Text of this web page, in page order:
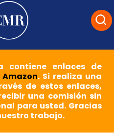
contiene enlaces de
Amazon. Si realiza una
de estos enlaces,
una comisión sin
para usted. Gracias
trabajo.